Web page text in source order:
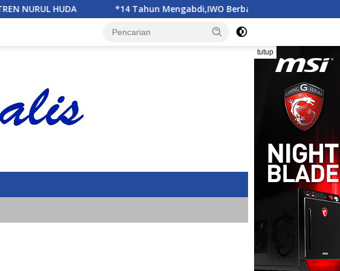
Berbagi Kebahagiaan di SD Muhammadiyah Bukit Duri
tutup